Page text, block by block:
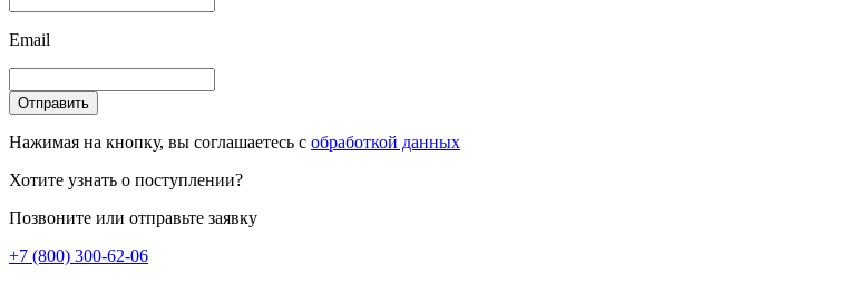
Email
Отправить
Нажимая на кнопку, вы соглашаетесь с обработкой данных
Хотите узнать о поступлении?
Позвоните или отправьте заявку
+7 (800) 300-62-06